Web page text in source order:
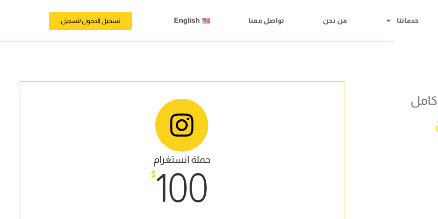
خدماتنا من نحن تواصل معنا English تسجيل الدخول/تسجيل
حملة انستغرام
$100